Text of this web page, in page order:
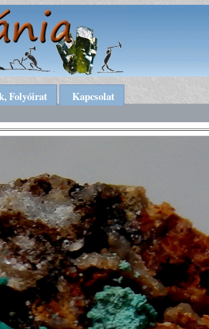
Folyóirat
Kapcsolat